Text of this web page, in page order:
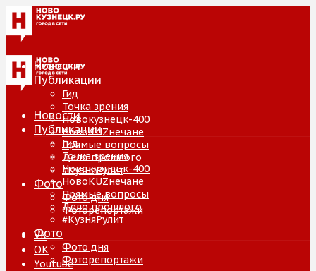
Новости
Публикации
Гид
Точка зрения
Новокузнецк-400
НовоKUZнечане
Прямые вопросы
Дело прошлого
#КузняРулит
Фото
Фото дня
Фоторепортажи
VK
ОК
Youtube
Новости
Публикации
Гид
Точка зрения
Новокузнецк-400
НовоKUZнечане
Прямые вопросы
Дело прошлого
#КузняРулит
Фото
Фото дня
Фоторепортажи